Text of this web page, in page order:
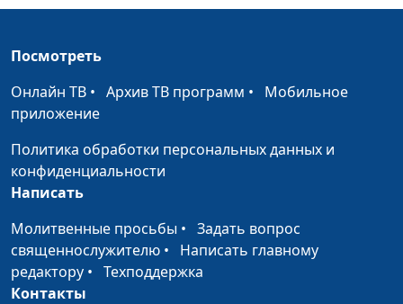
магистр практического
Как я нашел
благословение в
испытаниях
Гулаков,
теологии
Как можно
священнослужитель,
магистр педагогической
теологии
Посмотреть
Онлайн ТВ • Архив ТВ программ • Мобильное
приложение
Политика обработки персональных данных и
конфиденциальности
Написать
Молитвенные просьбы • Задать вопрос
священнослужителю • Написать главному
редактору • Техподдержка
Контакты